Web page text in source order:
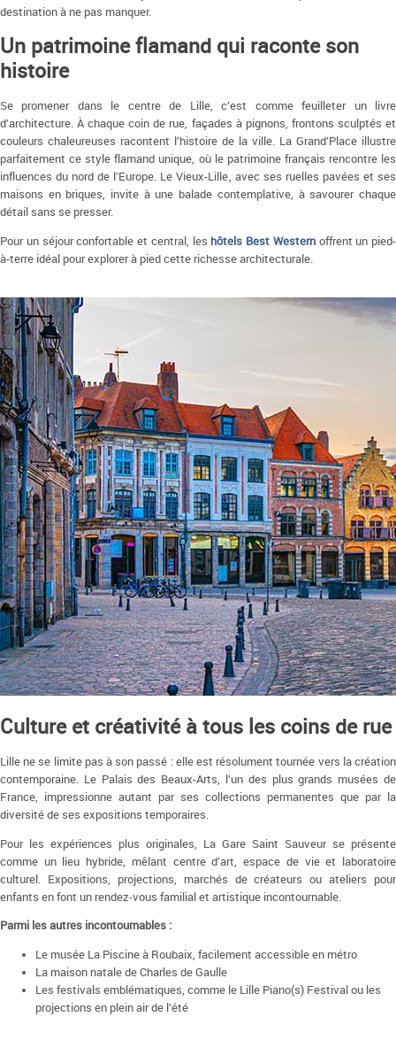
destination à ne pas manquer.
Un patrimoine flamand qui raconte son
histoire
Se promener dans le centre de Lille, c’est comme feuilleter un livre
d’architecture. À chaque coin de rue, façades à pignons, frontons sculptés et
couleurs chaleureuses racontent l’histoire de la ville. La Grand’Place illustre
parfaitement ce style flamand unique, où le patrimoine français rencontre les
influences du nord de l’Europe. Le Vieux-Lille, avec ses ruelles pavées et ses
maisons en briques, invite à une balade contemplative, à savourer chaque
détail sans se presser.
Pour un séjour confortable et central, les hôtels Best Westernoffrent un pied-
à-terre idéal pour explorer à pied cette richesse architecturale.
Culture et créativité à tous les coins de rue
Lille ne se limite pas à son passé : elle est résolument tournée vers la création
contemporaine. Le Palais des Beaux-Arts, l’un des plus grands musées de
France, impressionne autant par ses collections permanentes que par la
diversité de ses expositions temporaires.
Pour les expériences plus originales, La Gare Saint Sauveur se présente
comme un lieu hybride, mêlant centre d’art, espace de vie et laboratoire
culturel. Expositions, projections, marchés de créateurs ou ateliers pour
enfants en font un rendez-vous familial et artistique incontournable.
Parmi les autres incontournables :
Le musée La Piscine à Roubaix, facilement accessible en métro
La maison natale de Charles de Gaulle
Les festivals emblématiques, comme le Lille Piano(s) Festival ou les
projections en plein air de l’été